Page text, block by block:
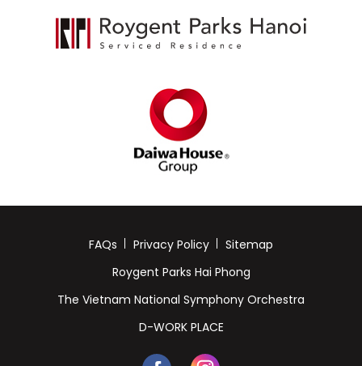
FAQs Privacy Policy
Sitemap
Roygent Parks Hai Phong
The Vietnam National Symphony Orchestra
D-WORK PLACE